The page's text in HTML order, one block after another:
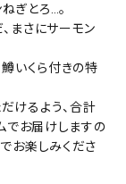
ぎとろ…。
まさにサーモン
鱒いくら付きの特
けるよう、合計
でお届けしますの
お楽しみくださ